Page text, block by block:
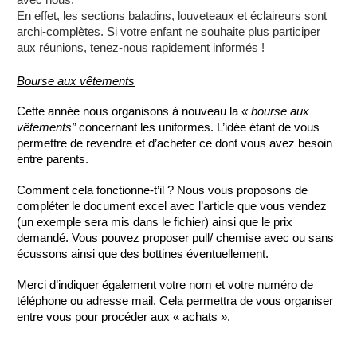
En effet, les sections baladins, louveteaux et éclaireurs sont
archi-complètes. Si votre enfant ne souhaite plus participer
aux réunions, tenez-nous rapidement informés !
Bourse aux vêtements
Cette année nous organisons à nouveau la« bourse aux
vêtements”concernant les uniformes. L’idée étant de vous
permettre de revendre et d’acheter ce dont vous avez besoin
entre parents.
Comment cela fonctionne-t’il ? Nous vous proposons de
compléter le document excel avec l’article que vous vendez
(un exemple sera mis dans le fichier) ainsi que le prix
demandé. Vous pouvez proposer pull/ chemise avec ou sans
écussons ainsi que des bottines éventuellement.
Merci d’indiquer également votre nom et votre numéro de
téléphone ou adresse mail. Cela permettra de vous organiser
entre vous pour procéder aux « achats ».